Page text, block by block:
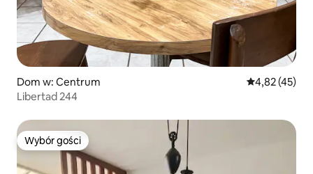
Dom w: Centrum Średnia
4,82 (45)
Libertad 244
Wybór gości
Wybór gości